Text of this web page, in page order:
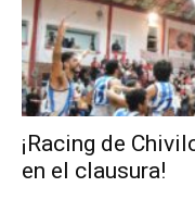
¡Racing de
en el clausura!